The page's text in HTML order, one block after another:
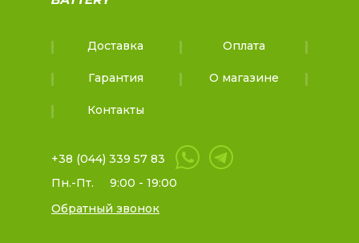
Доставка Оплата
Гарантия О магазине
Контакты
+38 (044) 339 57 83
Пн.-Пт.
9:00 - 19:00
Обратный звонок